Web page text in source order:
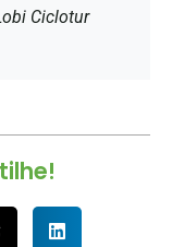
Ciclotur